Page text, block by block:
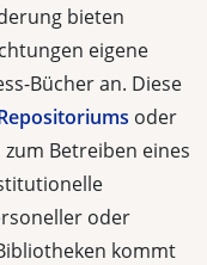
bieten
eigene
Bücher an. Diese
oder
Betreiben eines
oder
kommt